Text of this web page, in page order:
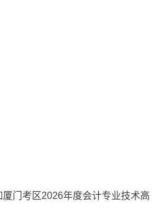
门考区2026年度会计专业技术高